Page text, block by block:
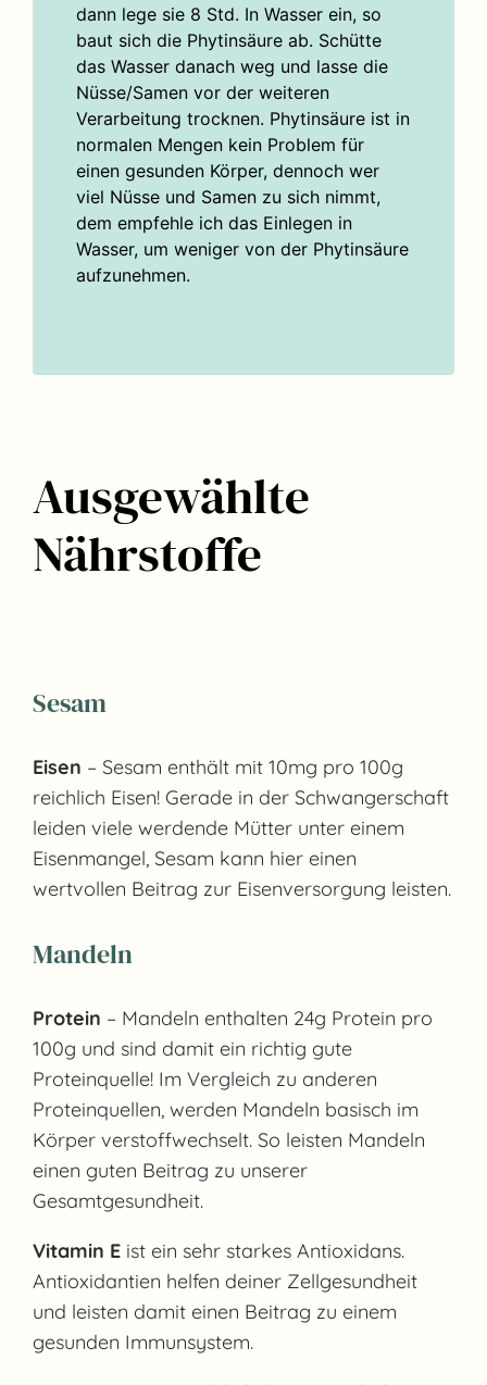
dann lege sie 8 Std. In Wasser ein, so
baut sich die Phytinsäure ab. Schütte
das Wasser danach weg und lasse die
Nüsse/Samen vor der weiteren
Verarbeitung trocknen. Phytinsäure ist in
normalen Mengen kein Problem für
einen gesunden Körper, dennoch wer
viel Nüsse und Samen zu sich nimmt,
dem empfehle ich das Einlegen in
Wasser, um weniger von der Phytinsäure
aufzunehmen.
Ausgewählte
Nährstoffe
Sesam
Eisen – Sesam enthält mit 10mg pro 100g
reichlich Eisen! Gerade in der Schwangerschaft
leiden viele werdende Mütter unter einem
Eisenmangel, Sesam kann hier einen
wertvollen Beitrag zur Eisenversorgung leisten.
Mandeln
Protein – Mandeln enthalten 24g Protein pro
100g und sind damit ein richtig gute
Proteinquelle! Im Vergleich zu anderen
Proteinquellen, werden Mandeln basisch im
Körper verstoffwechselt. So leisten Mandeln
einen guten Beitrag zu unserer
Gesamtgesundheit.
Vitamin E ist ein sehr starkes Antioxidans.
Antioxidantien helfen deiner Zellgesundheit
und leisten damit einen Beitrag zu einem
gesunden Immunsystem.